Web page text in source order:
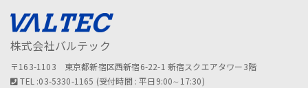
株式会社バルテック
〒163-1103 東京都新宿区西新宿6-22-1 新宿スクエアタワー3階
TEL :03-5330-1165 (受付時間 : 平日9:00∼17:30)